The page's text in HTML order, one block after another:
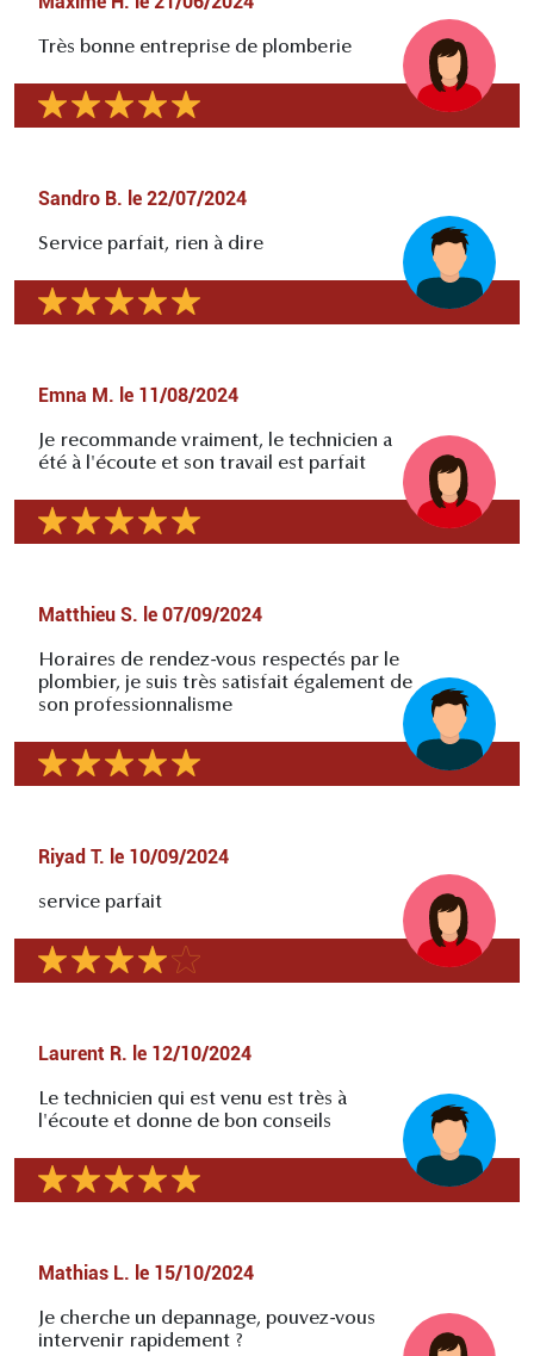
Très bonne entreprise de plomberie
Sandro B. le 22/07/2024
Service parfait, rien à dire
Emna M. le 11/08/2024
Je recommande vraiment, le technicien a
été à l'écoute et son travail est parfait
Matthieu S. le 07/09/2024
Horaires de rendez-vous respectés par le
plombier, je suis très satisfait également de
son professionnalisme
Riyad T. le 10/09/2024
service parfait
Laurent R. le 12/10/2024
Le technicien qui est venu est très à
l'écoute et donne de bon conseils
Mathias L. le 15/10/2024
Je cherche un depannage, pouvez-vous
intervenir rapidement ?